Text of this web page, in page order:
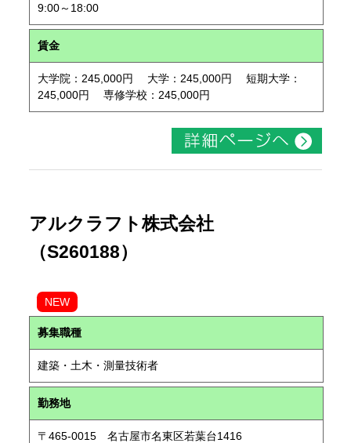
9:00～18:00
賃金
大学院：245,000円 大学：245,000円 短期大学：
245,000円 専修学校：245,000円
アルクラフト株式会社
（S260188）
NEW
募集職種
建築・土木・測量技術者
勤務地
〒465-0015 名古屋市名東区若葉台1416